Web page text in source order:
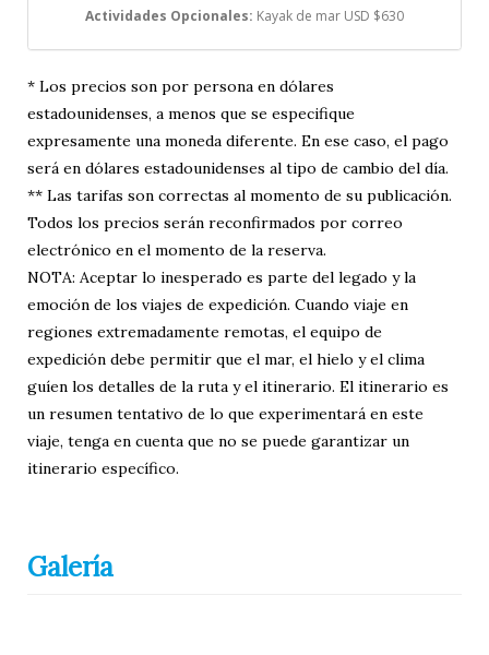
Actividades Opcionales: Kayak de mar USD $630
* Los precios son por persona en dólares
estadounidenses, a menos que se especifique
expresamente una moneda diferente. En ese caso, el pago
será en dólares estadounidenses al tipo de cambio del día.
** Las tarifas son correctas al momento de su publicación.
Todos los precios serán reconfirmados por correo
electrónico en el momento de la reserva.
NOTA: Aceptar lo inesperado es parte del legado y la
emoción de los viajes de expedición. Cuando viaje en
regiones extremadamente remotas, el equipo de
expedición debe permitir que el mar, el hielo y el clima
guíen los detalles de la ruta y el itinerario. El itinerario es
un resumen tentativo de lo que experimentará en este
viaje, tenga en cuenta que no se puede garantizar un
itinerario específico.
Galería